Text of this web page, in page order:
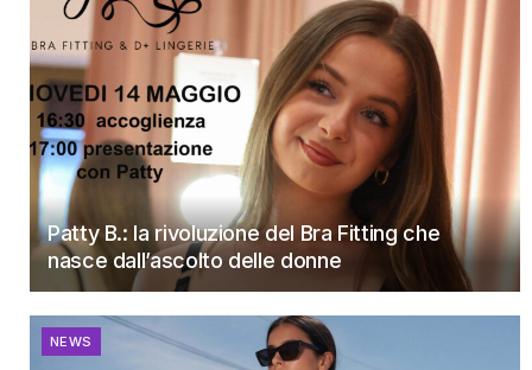
Patty B.: la rivoluzione del Bra Fitting che
nasce dall’ascolto delle donne
NEWS